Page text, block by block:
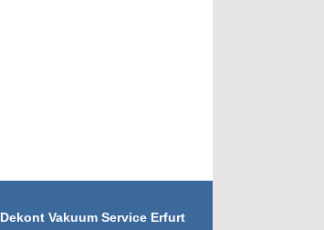
Dekont Vakuum Service Erfurt